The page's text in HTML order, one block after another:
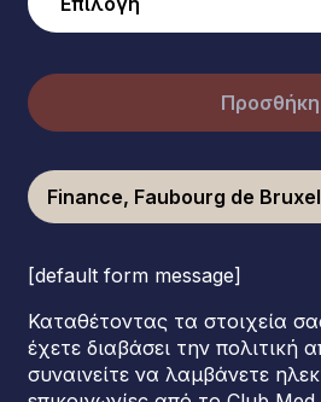
Προσθήκη
Finance, Faubourg de
[default form message]
Καταθέτοντας τα στοιχεία
έχετε διαβάσει την πολιτική
συναινείτε να λαμβάνετε